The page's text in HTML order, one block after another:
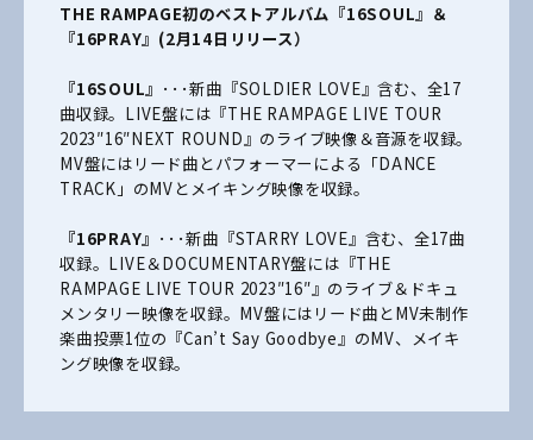
THE RAMPAGE初のベストアルバム『16SOUL』＆
『16PRAY』(2月14日リリース）
『16SOUL』 ･･･新曲『SOLDIER LOVE』含む、全17
曲収録。LIVE盤には『THE RAMPAGE LIVE TOUR
2023″16″NEXT ROUND』のライブ映像＆音源を収録。
MV盤にはリード曲とパフォーマーによる「DANCE
TRACK」のMVとメイキング映像を収録。
『16PRAY』 ･･･新曲『STARRY LOVE』含む、全17曲
収録。LIVE＆DOCUMENTARY盤には『THE
RAMPAGE LIVE TOUR 2023″16″』のライブ＆ドキュ
メンタリー映像を収録。MV盤にはリード曲とMV未制作
楽曲投票1位の『Can’t Say Goodbye』のMV、メイキ
ング映像を収録。